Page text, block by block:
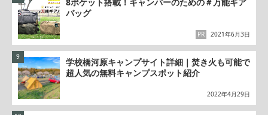
バッグ
2021年6月3日
PR
学校橋河原キャンプサイト詳細｜焚き火も可能で
超人気の無料キャンプスポット紹介
2022年4月29日